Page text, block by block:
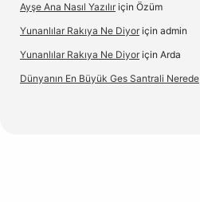
Ayşe Ana Nasıl Yazılır için Özüm
Yunanlılar Rakıya Ne Diyor için admin
Yunanlılar Rakıya Ne Diyor için Arda
Dünyanın En Büyük Ges Santrali Nerede